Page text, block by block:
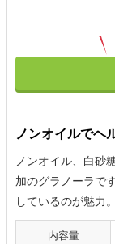
ノンオイルでヘ
ノンオイル、白砂
加のグラノーラで
しているのが魅力
内容量